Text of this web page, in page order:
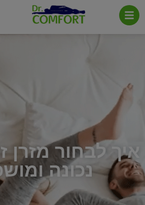
איך לבחור מזרן
נכונה